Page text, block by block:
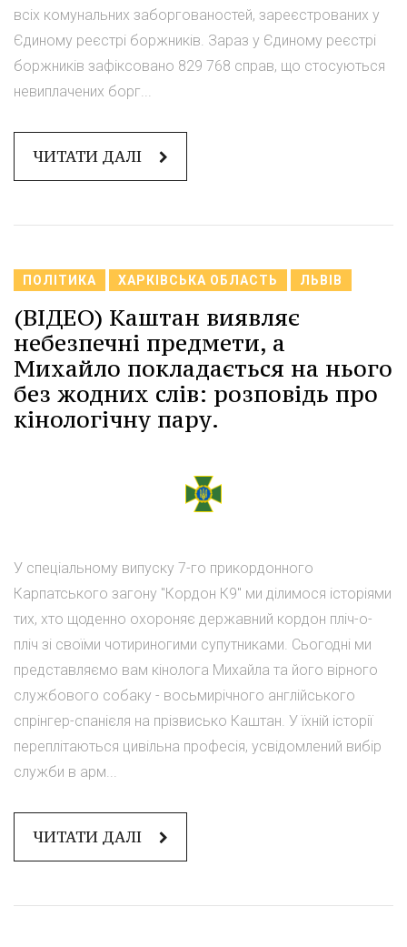
всіх комунальних заборгованостей, зареєстрованих у
Єдиному реєстрі боржників. Зараз у Єдиному реєстрі
боржників зафіксовано 829 768 справ, що стосуються
невиплачених борг...
ЧИТАТИ ДАЛІ
ПОЛІТИКА ХАРКІВСЬКА ОБЛАСТЬ ЛЬВІВ
(ВІДЕО) Каштан виявляє
небезпечні предмети, а
Михайло покладається на нього
без жодних слів: розповідь про
кінологічну пару.
У спеціальному випуску 7-го прикордонного
Карпатського загону "Кордон К9" ми ділимося історіями
тих, хто щоденно охороняє державний кордон пліч-о-
пліч зі своїми чотириногими супутниками. Сьогодні ми
представляємо вам кінолога Михайла та його вірного
службового собаку - восьмирічного англійського
спрінгер-спанієля на прізвисько Каштан. У їхній історії
переплітаються цивільна професія, усвідомлений вибір
служби в арм...
ЧИТАТИ ДАЛІ